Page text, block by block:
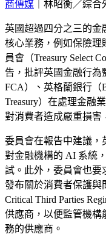
商傳媒 ｜林昭衡／綜
英國超過四分之三的
核心業務，例如保險理
員會（Treasury Select
告，批評英國金融行為
FCA）、英格蘭銀行（
Treasury）在處理金融
對消費者造成嚴重損害
委員會在報告中建議，
對金融機構的 AI 系統
試。此外，委員會也要
發布關於消費者保護與
Critical Third Parties
供應商，以便監管機構
務的供應商。